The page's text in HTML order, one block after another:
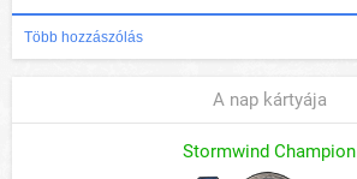
Több hozzászólás
A nap kártyája
Stormwind Champion